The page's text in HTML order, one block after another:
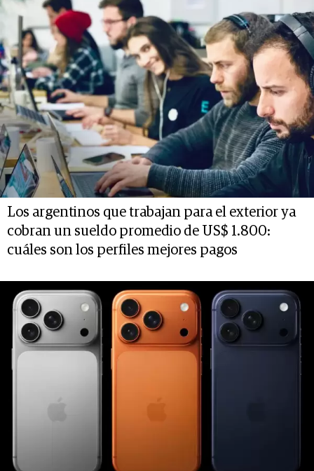
Los argentinos que trabajan para el exterior ya
cobran un sueldo promedio de US$ 1.800:
cuáles son los perfiles mejores pagos